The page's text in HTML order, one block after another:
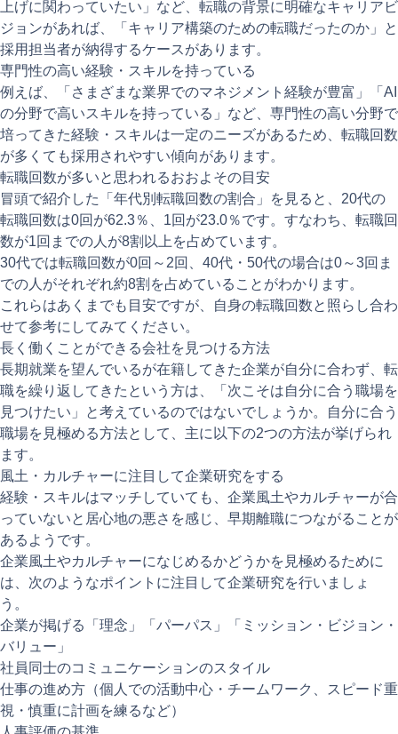
上げに関わっていたい」など、転職の背景に明確なキャリアビ
ジョンがあれば、「キャリア構築のための転職だったのか」と
採用担当者が納得するケースがあります。
専門性の高い経験・スキルを持っている
例えば、「さまざまな業界でのマネジメント経験が豊富」「AI
の分野で高いスキルを持っている」など、専門性の高い分野で
培ってきた経験・スキルは一定のニーズがあるため、転職回数
が多くても採用されやすい傾向があります。
転職回数が多いと思われるおおよその目安
冒頭で紹介した「年代別転職回数の割合」を見ると、20代の
転職回数は0回が62.3％、1回が23.0％です。すなわち、転職回
数が1回までの人が8割以上を占めています。
30代では転職回数が0回～2回、40代・50代の場合は0～3回ま
での人がそれぞれ約8割を占めていることがわかります。
これらはあくまでも目安ですが、自身の転職回数と照らし合わ
せて参考にしてみてください。
長く働くことができる会社を見つける方法
長期就業を望んでいるが在籍してきた企業が自分に合わず、転
職を繰り返してきたという方は、「次こそは自分に合う職場を
見つけたい」と考えているのではないでしょうか。自分に合う
職場を見極める方法として、主に以下の2つの方法が挙げられ
ます。
風土・カルチャーに注目して企業研究をする
経験・スキルはマッチしていても、企業風土やカルチャーが合
っていないと居心地の悪さを感じ、早期離職につながることが
あるようです。
企業風土やカルチャーになじめるかどうかを見極めるために
は、次のようなポイントに注目して企業研究を行いましょ
う。
企業が掲げる「理念」「パーパス」「ミッション・ビジョン・
バリュー」
社員同士のコミュニケーションのスタイル
仕事の進め方（個人での活動中心・チームワーク、スピード重
視・慎重に計画を練るなど）